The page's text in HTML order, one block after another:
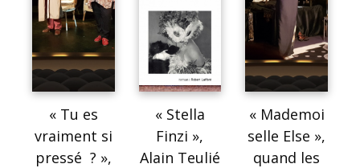
« Tu es
vraiment si
pressé ? »,
« Stella
Finzi »,
Alain Teulié
« Mademoi
selle Else »,
quand les